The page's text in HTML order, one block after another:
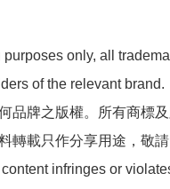
only, all
of the relevant brand.
品牌之版權。所有商標
轉載只作分享用途，敬請
infringes or